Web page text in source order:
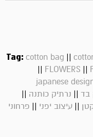
Tag: cotton bag ||
|| FLOWERS ||
japanese
בד || נרתיק כותנה ||
|| עיצוב יפני || פרחוני